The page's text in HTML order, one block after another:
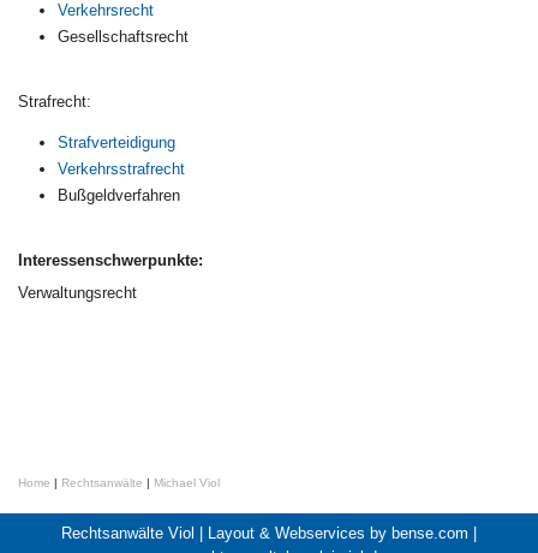
Verkehrsrecht
Gesellschaftsrecht
Strafrecht:
Strafverteidigung
Verkehrsstrafrecht
Bußgeldverfahren
Interessenschwerpunkte:
Verwaltungsrecht
Home | Rechtsanwälte | Michael Viol
Rechtsanwälte Viol | Layout & Webservices by bense.com |